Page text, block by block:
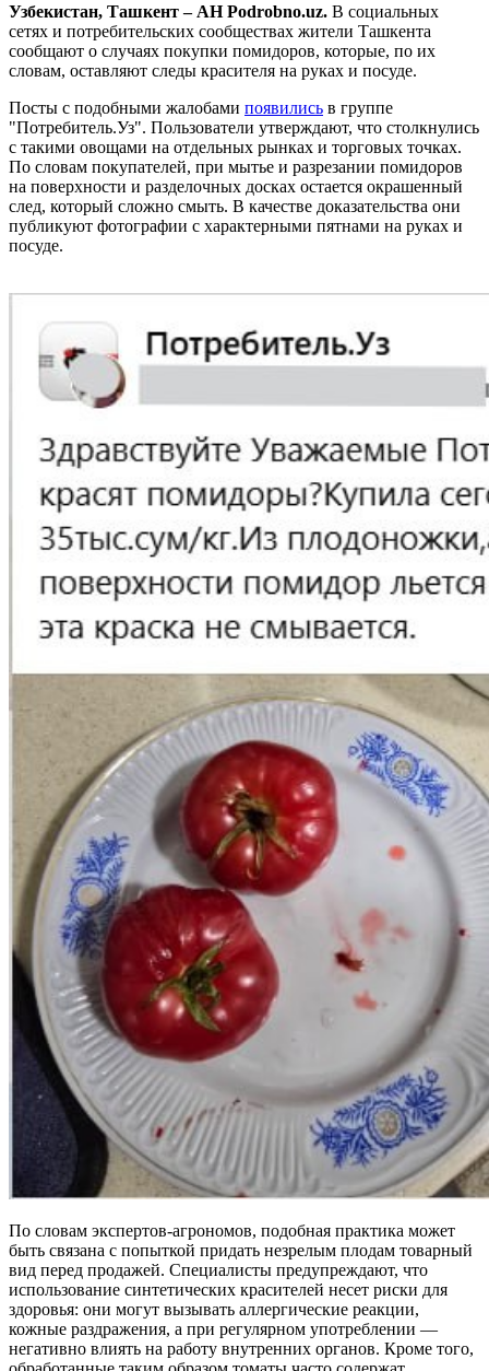
Узбекистан, Ташкент – АН Podrobno.uz. В социальных
сетях и потребительских сообществах жители Ташкента
сообщают о случаях покупки помидоров, которые, по их
словам, оставляют следы красителя на руках и посуде.
Посты с подобными жалобами появились в группе
"Потребитель.Уз". Пользователи утверждают, что столкнулись
с такими овощами на отдельных рынках и торговых точках.
По словам покупателей, при мытье и разрезании помидоров
на поверхности и разделочных досках остается окрашенный
след, который сложно смыть. В качестве доказательства они
публикуют фотографии с характерными пятнами на руках и
посуде.
По словам экспертов-агрономов, подобная практика может
быть связана с попыткой придать незрелым плодам товарный
вид перед продажей. Специалисты предупреждают, что
использование синтетических красителей несет риски для
здоровья: они могут вызывать аллергические реакции,
кожные раздражения, а при регулярном употреблении —
негативно влиять на работу внутренних органов. Кроме того,